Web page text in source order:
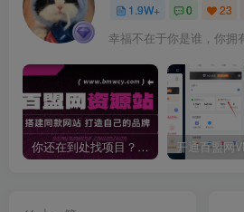
1.9W+ 0 23
你还在到处找项目？还在当韭菜？我靠卖项目一个月收入5万+，曾经我也是个失败者。